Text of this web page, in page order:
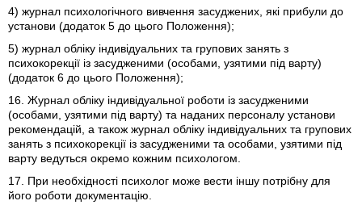
4) журнал психологічного вивчення засуджених, які прибули до
установи (додаток 5 до цього Положення);
5) журнал обліку індивідуальних та групових занять з
психокорекції із засудженими (особами, узятими під варту)
(додаток 6 до цього Положення);
16. Журнал обліку індивідуальної роботи із засудженими
(особами, узятими під варту) та наданих персоналу установи
рекомендацій, а також журнал обліку індивідуальних та групових
занять з психокорекції із засудженими та особами, узятими під
варту ведуться окремо кожним психологом.
17. При необхідності психолог може вести іншу потрібну для
його роботи документацію.